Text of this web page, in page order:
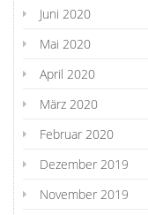
Juni 2020
Mai 2020
April 2020
März 2020
Februar 2020
Dezember 2019
November 2019